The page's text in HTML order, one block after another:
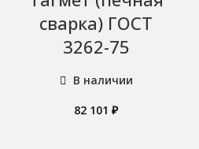
сварка) ГОСТ
3262-75
В наличии
82 101 ₽